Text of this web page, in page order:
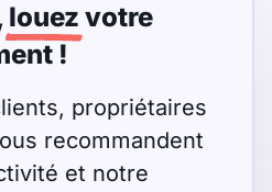
louez votre
!
propriétaires
recommandent
et notre